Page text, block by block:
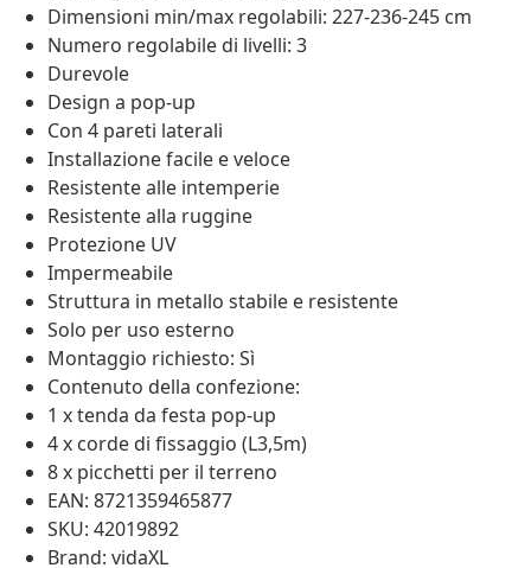
Dimensioni min/max regolabili: 227-236-245 cm
Numero regolabile di livelli: 3
Durevole
Design a pop-up
Con 4 pareti laterali
Installazione facile e veloce
Resistente alle intemperie
Resistente alla ruggine
Protezione UV
Impermeabile
Struttura in metallo stabile e resistente
Solo per uso esterno
Montaggio richiesto: Sì
Contenuto della confezione:
1 x tenda da festa pop-up
4 x corde di fissaggio (L3,5m)
8 x picchetti per il terreno
EAN: 8721359465877
SKU: 42019892
Brand: vidaXL